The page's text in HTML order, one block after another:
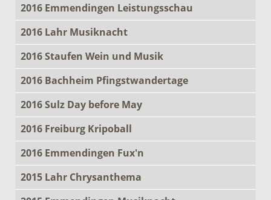
2016 Emmendingen Leistungsschau
2016 Lahr Musiknacht
2016 Staufen Wein und Musik
2016 Bachheim Pfingstwandertage
2016 Sulz Day before May
2016 Freiburg Kripoball
2016 Emmendingen Fux'n
2015 Lahr Chrysanthema